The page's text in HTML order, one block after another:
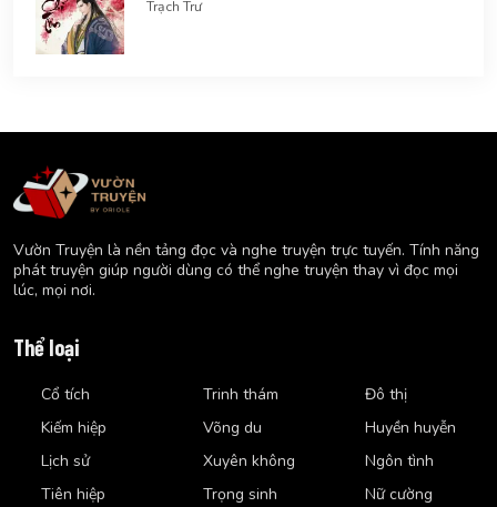
Trạch Trư
Vườn Truyện là nền tảng đọc và nghe truyện trực tuyến. Tính năng
phát truyện giúp người dùng có thể nghe truyện thay vì đọc mọi
lúc, mọi nơi.
Thể loại
Cổ tích
Kiếm hiệp
Lịch sử
Tiên hiệp
Trinh thám
Võng du
Xuyên không
Trọng sinh
Đô thị
Huyền huyễn
Ngôn tình
Nữ cường